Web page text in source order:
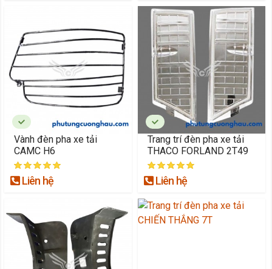
Vành đèn pha xe tải
CAMC H6
Liên hệ
Trang trí đèn pha xe tải
THACO FORLAND 2T49
Liên hệ